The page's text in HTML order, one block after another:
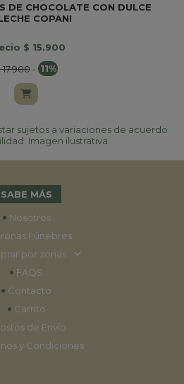
DE CHOCOLATE CON DULCE
COPANI
$ 15.900
17.900- 11%
sujetos a variaciones de acuerdo
Imagen ilustrativa.
SABE MÁS
• Nosotros
Fúnebres
por zonas
• FAQS
• Contacto
• Carrito
de Envío
y Condiciones